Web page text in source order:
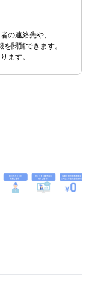
の連絡先や、
閲覧できます。
ます。